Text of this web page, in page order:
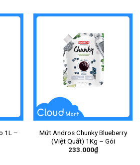
1L –
Mứt Andros Chunky Blueberry
(Việt Quất) 1Kg – Gói
233.000₫